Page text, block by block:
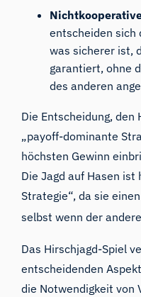
entscheiden sich
was sicherer ist,
garantiert, ohne
des anderen
Die Entscheidung, den
„payoff-dominante
höchsten Gewinn
Die Jagd auf Hasen
Strategie“, da sie
selbst wenn der
Das Hirschjagd-Spiel
entscheidenden
die Notwendigkeit von